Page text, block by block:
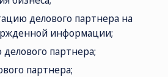
делового партнера на
информации;
партнера;
партнера;